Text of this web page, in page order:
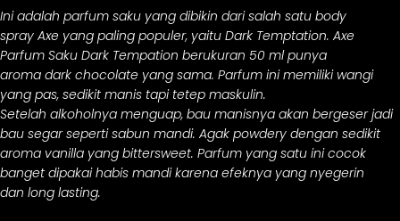
Ini adalah parfum saku yang dibikin dari salah satu body
spray Axe yang paling populer, yaitu Dark Temptation. Axe
Parfum Saku Dark Tempation berukuran 50 ml punya
aroma dark chocolate yang sama. Parfum ini memiliki wangi
yang pas, sedikit manis tapi tetep maskulin.
Setelah alkoholnya menguap, bau manisnya akan bergeser jadi
bau segar seperti sabun mandi. Agak powdery dengan sedikit
aroma vanilla yang bittersweet. Parfum yang satu ini cocok
banget dipakai habis mandi karena efeknya yang nyegerin
dan long lasting.